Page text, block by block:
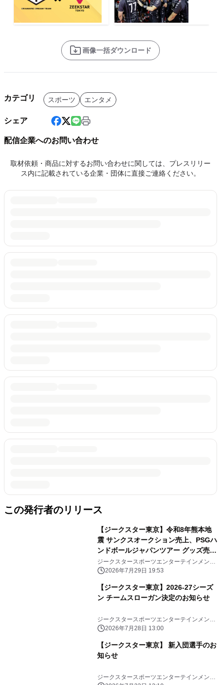
画像一括ダウンロード
カテゴリ スポーツ エンタメ
シェア
配信企業へのお問い合わせ
取材依頼・商品に対するお問い合わせに関しては、プレスリリー
ス内に記載されている企業・団体に直接ご連絡ください。
この発行者のリリース
【ジークスター東京】令和8年熊本地
震 サンクスオークション売上、PSGハ
ンドボールジャパンツアー グッズ売上
寄付のお知らせ
ジークスタースポーツエンターテインメント
株式会社
2026年7月29日 19:53
【ジークスター東京】2026-27シーズ
ン チームスローガン決定のお知らせ
ジークスタースポーツエンターテインメント
株式会社
2026年7月28日 13:00
【ジークスター東京】 新入団選手のお
知らせ
ジークスタースポーツエンターテインメント